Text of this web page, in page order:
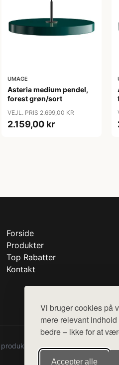
Vi bruger cookies på
mere relevant
bedre – ikke for at
Accepter alle
UMAGE
Asteria medium pendel,
forest grøn/sort
VEJL. PRIS 2.699,00 KR
2.159,00 kr
Forside
Produkter
Top Rabatter
Kontakt
fra diverse webshops.